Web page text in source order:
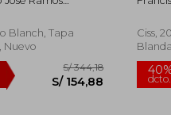
del iva
Yolanda
Muñoz; Santos
Martos; Mauricio
Vega; Mary Luz
Gómez
Blanch, Tapa
Nuevo
Ciss,